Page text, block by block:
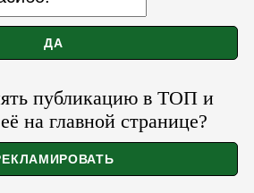
публикацию в ТОП и
на главной странице?